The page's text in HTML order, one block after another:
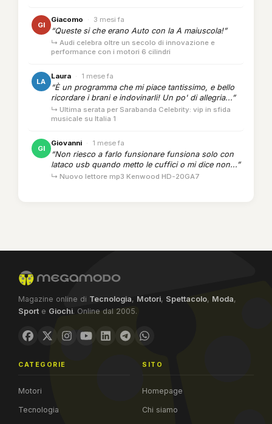
GI
Giacomo · 3 mesi fa
“Queste si che erano Auto con la A maiuscola!”
↳ Audi celebra oltre un secolo di innovazione e
performance con i motori 6 cilindri
LA
Laura · 1 mese fa
“È un programma che mi piace tantissimo, e bello
ricordare i brani e indovinarli! Un po' di allegria...”
↳ Ultima serata per Sarabanda Celebrity: vip in sfida
musicale su Italia 1
GI
Giovanni · 1 mese fa
“Non riesco a farlo funsionare funsiona solo con
lataco usb quando metto le cuffici o mi dice non...”
↳ Nuovo lettore mp3 Kenwood HD-20GA7
Magazine online di Tecnologia, Motori, Spettacolo, Moda,
Sport e Giochi. Online dal 2005.
CATEGORIE
Motori
Tecnologia
SITO
Homepage
Chi siamo